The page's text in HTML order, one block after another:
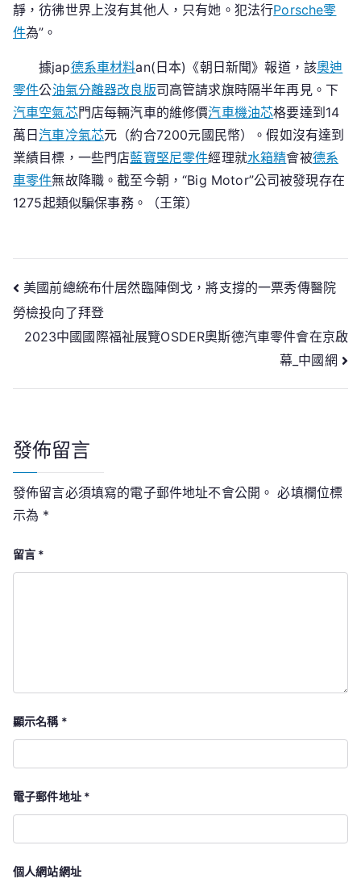
高
球
裝
襪
子
里
用
力
國
網
靜，彷彿世界上沒有其他人，只有她。犯法行Porsche零
件為”。
據jap德系車材料an(日本)《朝日新聞》報道，該奧迪
零件公油氣分離器改良版司高管請求旗時隔半年再見。下
汽車空氣芯門店每輛汽車的維修價汽車機油芯格要達到14
萬日汽車冷氣芯元（約合7200元國民幣）。假如沒有達到
業績目標，一些門店藍寶堅尼零件經理就水箱精會被德系
車零件無故降職。截至今朝，“Big Motor”公司被發現存在
1275起類似騙保事務。（王策）
文
章
覽
美國前總統布什居然臨陣倒戈，將支撐的一票秀傳醫院
勞檢投向了拜登
2023中國國際福祉展覽OSDER奧斯德汽車零件會在京啟
幕_中國網
發佈留言
發佈留言必須填寫的電子郵件地址不會公開。 必填欄位標
示為 *
留言 *
顯示名稱 *
電子郵件地址 *
個人網站網址